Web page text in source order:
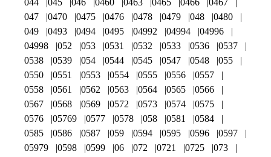
044 045 046 0460 0463 0465 0466
0467
047
0470 0475 0476 0478 0479 048
0480
049
0493 0494 0495 04992 04994
04996
04998
052 053 0531 0532 0533 0536
0537
0538
0539 054 0544 0545 0547 0548
055
0550
0551 0553 0554 0555 0556
0557
0558
0561 0562 0563 0564 0565
0566
0567
0568 0569 0572 0573 0574
0575
0576
05769 0577 0578 058 0581
0584
0585
0586 0587 059 0594 0595 0596
0597
05979
0598 0599 06 072 0721 0725
073